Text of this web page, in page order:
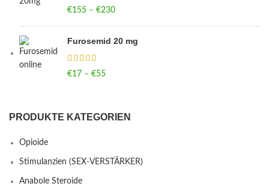
€155 – €230
Furosemid 20 mg
€17 – €55
PRODUKTE KATEGORIEN
Opioide
Stimulanzien (SEX-VERSTÄRKER)
Anabole Steroide